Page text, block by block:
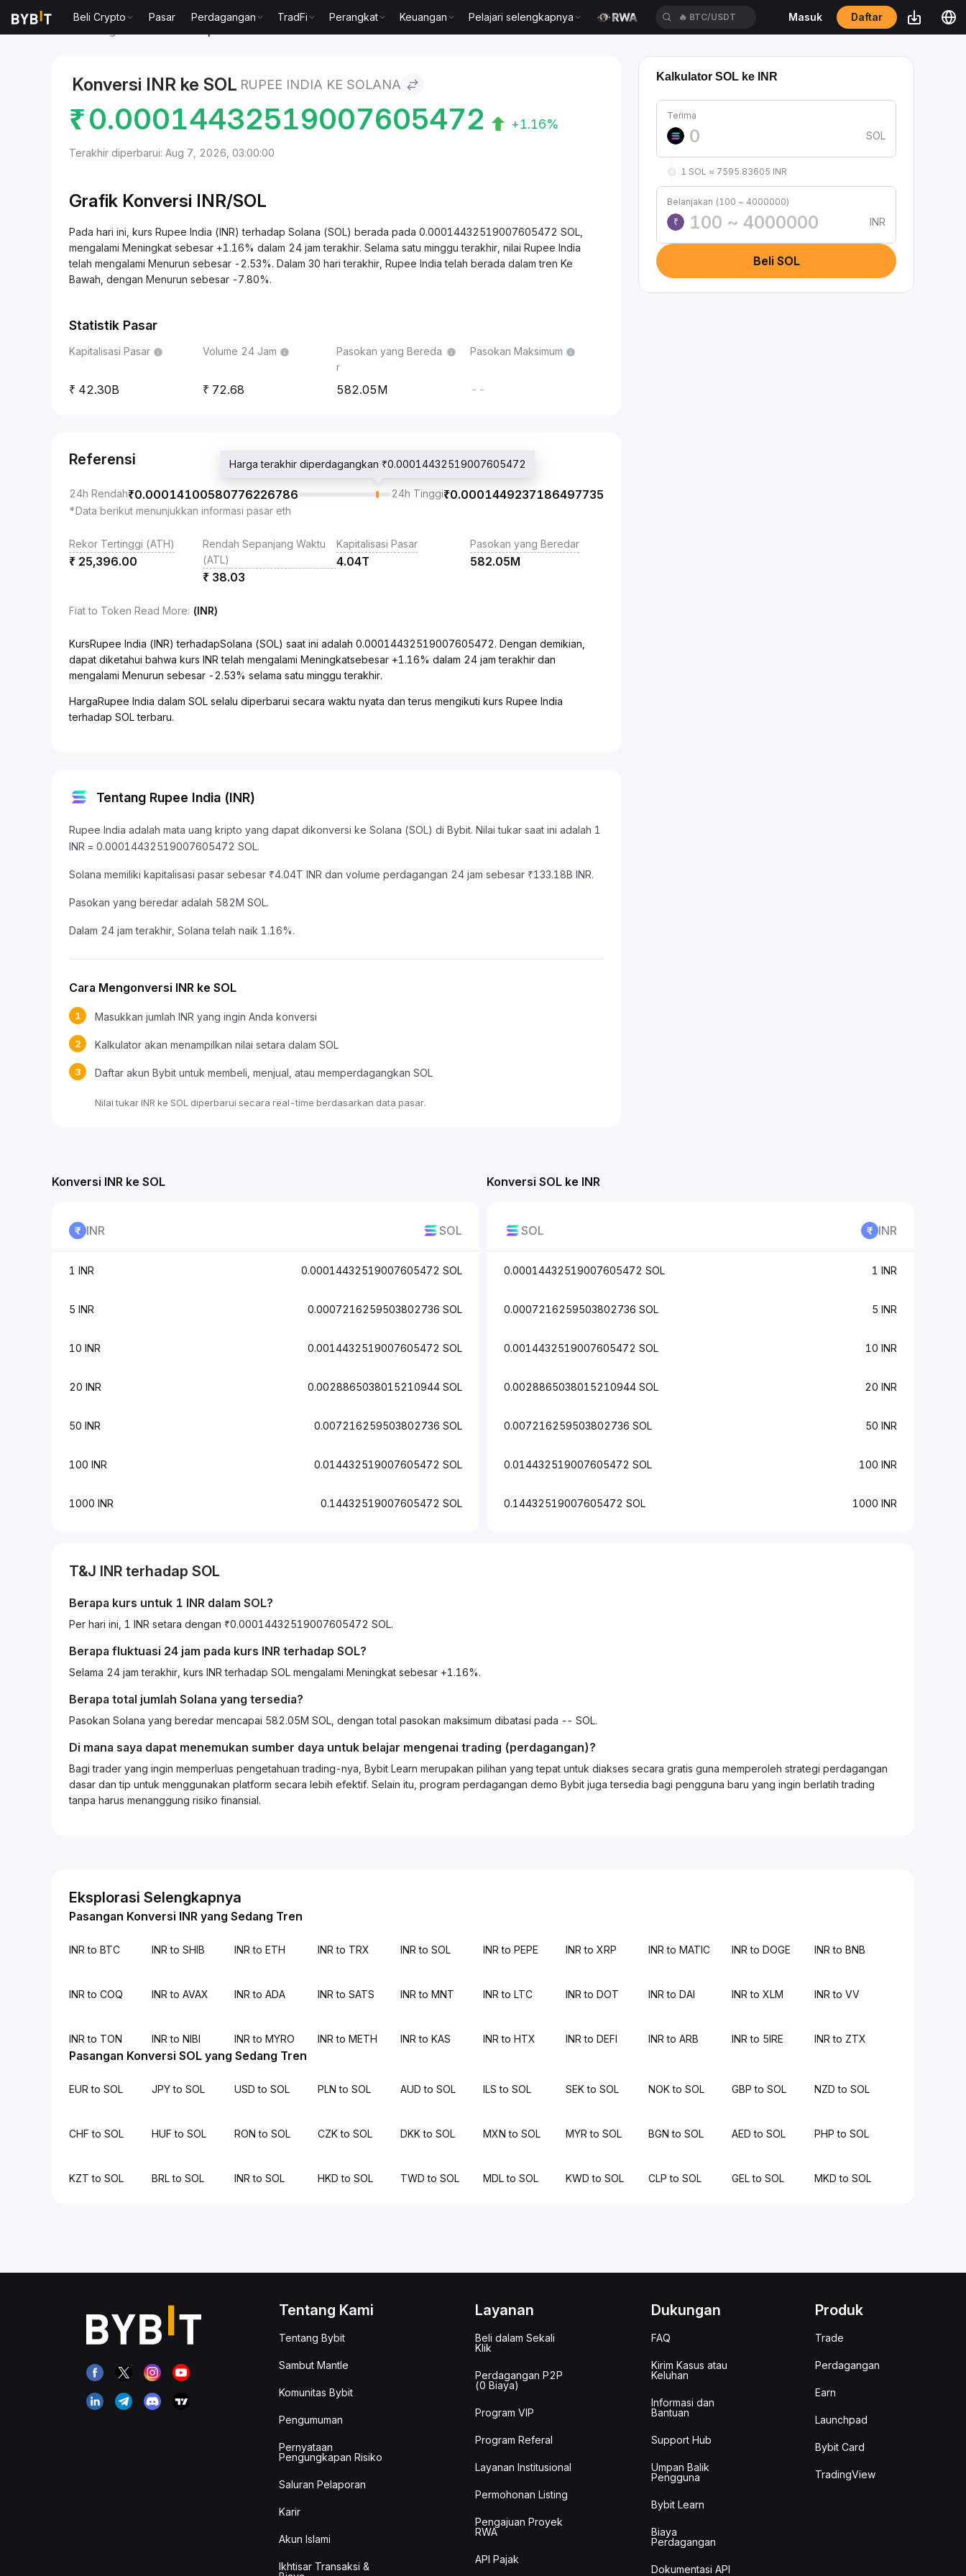
Beli Crypto Pasar Perdagangan TradFi Perangkat Keuangan Pelajari selengkapnya 🔥 BTC/USDT Masuk Daftar
Konversi INR ke SOL RUPEE INDIA KE SOLANA
₹0.00014432519007605472 +1.16%
Terakhir diperbarui: Aug 7, 2026, 03:00:00
Grafik Konversi INR/SOL
Pada hari ini, kurs Rupee India (INR) terhadap Solana (SOL) berada pada 0.00014432519007605472 SOL,
mengalami Meningkat sebesar +1.16% dalam 24 jam terakhir. Selama satu minggu terakhir, nilai Rupee India
telah mengalami Menurun sebesar -2.53%. Dalam 30 hari terakhir, Rupee India telah berada dalam tren Ke
Bawah, dengan Menurun sebesar -7.80%.
Statistik Pasar
Kapitalisasi Pasar
42.30B
Volume 24 Jam
72.68
Pasokan yang Bereda
r
582.05M
Pasokan Maksimum
--
Referensi
24h Rendah₹0.00014100580776226786
Harga terakhir diperdagangkan ₹0.00014432519007605472
24h Tinggi₹0.0001449237186497735
*Data berikut menunjukkan informasi pasar eth
Rekor Tertinggi (ATH)
₹ 25,396.00
Rendah Sepanjang Waktu
(ATL)
₹ 38.03
Kapitalisasi Pasar
4.04T
Pasokan yang Beredar
582.05M
Fiat to Token Read More: (INR)
KursRupee India (INR) terhadapSolana (SOL) saat ini adalah 0.00014432519007605472. Dengan demikian,
dapat diketahui bahwa kurs INR telah mengalami Meningkatsebesar +1.16% dalam 24 jam terakhir dan
mengalami Menurun sebesar -2.53% selama satu minggu terakhir.
HargaRupee India dalam SOL selalu diperbarui secara waktu nyata dan terus mengikuti kurs Rupee India
terhadap SOL terbaru.
Tentang Rupee India (INR)
Rupee India adalah mata uang kripto yang dapat dikonversi ke Solana (SOL) di Bybit. Nilai tukar saat ini adalah 1
INR = 0.00014432519007605472 SOL.
Solana memiliki kapitalisasi pasar sebesar ₹4.04T INR dan volume perdagangan 24 jam sebesar ₹133.18B INR.
Pasokan yang beredar adalah 582M SOL.
Dalam 24 jam terakhir, Solana telah naik 1.16%.
Cara Mengonversi INR ke SOL
1 Masukkan jumlah INR yang ingin Anda konversi
2 Kalkulator akan menampilkan nilai setara dalam SOL
3 Daftar akun Bybit untuk membeli, menjual, atau memperdagangkan SOL
Nilai tukar INR ke SOL diperbarui secara real-time berdasarkan data pasar.
Kalkulator SOL ke INR
Terima
SOL
1 SOL ≈ 7595.83605 INR
Belanjakan (100 ~ 4000000)
₹
INR
Beli SOL
Konversi SOL ke INR
SOL INR
0.00014432519007605472 SOL 1 INR
0.0007216259503802736 SOL 5 INR
0.0014432519007605472 SOL 10 INR
0.0028865038015210944 SOL 20 INR
0.007216259503802736 SOL 50 INR
0.014432519007605472 SOL 100 INR
0.14432519007605472 SOL 1000 INR
Konversi INR ke SOL
INR SOL
1 INR 0.00014432519007605472 SOL
5 INR 0.0007216259503802736 SOL
10 INR 0.0014432519007605472 SOL
20 INR 0.0028865038015210944 SOL
50 INR 0.007216259503802736 SOL
100 INR 0.014432519007605472 SOL
1000 INR 0.14432519007605472 SOL
T&J INR terhadap SOL
Berapa kurs untuk 1 INR dalam SOL?
Per hari ini, 1 INR setara dengan ₹0.00014432519007605472 SOL.
Berapa fluktuasi 24 jam pada kurs INR terhadap SOL?
Selama 24 jam terakhir, kurs INR terhadap SOL mengalami Meningkat sebesar +1.16%.
Berapa total jumlah Solana yang tersedia?
Pasokan Solana yang beredar mencapai 582.05M SOL, dengan total pasokan maksimum dibatasi pada -- SOL.
Di mana saya dapat menemukan sumber daya untuk belajar mengenai trading (perdagangan)?
Bagi trader yang ingin memperluas pengetahuantrading-nya, Bybit Learn merupakan pilihan yang tepat untuk diakses secara gratis guna memperoleh strategi perdagangan
dasar dan tip untuk menggunakan platform secara lebih efektif. Selain itu, program perdagangan demo Bybit juga tersedia bagi pengguna baru yang ingin berlatihtrading
tanpa harus menanggung risiko finansial.
Eksplorasi Selengkapnya
Pasangan Konversi INR yang Sedang Tren
INR to BTC INR to SHIB INR to ETH INR to TRX INR to SOL INR to PEPE INR to XRP INR to MATIC INR to DOGE INR to BNB
INR to COQ INR to AVAX INR to ADA INR to SATS INR to MNT INR to LTC INR to DOT INR to DAI INR to XLM INR to VV
INR to TON INR to NIBI INR to MYRO INR to METH INR to KAS INR to HTX INR to DEFI INR to ARB INR to 5IRE INR to ZTX
Pasangan Konversi SOL yang Sedang Tren
EUR to SOL JPY to SOL USD to SOL PLN to SOL AUD to SOL ILS to SOL SEK to SOL NOK to SOL GBP to SOL NZD to SOL
CHF to SOL HUF to SOL RON to SOL CZK to SOL DKK to SOL MXN to SOL MYR to SOL BGN to SOL AED to SOL PHP to SOL
KZT to SOL BRL to SOL INR to SOL HKD to SOL TWD to SOL MDL to SOL KWD to SOL CLP to SOL GEL to SOL MKD to SOL
Tentang Kami
Tentang Bybit
Sambut Mantle
Komunitas Bybit
Pengumuman
Pernyataan
Pengungkapan Risiko
Saluran Pelaporan
Karir
Akun Islami
Ikhtisar Transaksi &
Layanan
Beli dalam Sekali
Klik
Perdagangan P2P
(0 Biaya)
Program VIP
Program Referal
Layanan Institusional
Permohonan Listing
Pengajuan Proyek
RWA
API Pajak
Dukungan
FAQ
Kirim Kasus atau
Keluhan
Informasi dan
Bantuan
Support Hub
Umpan Balik
Pengguna
Bybit Learn
Biaya
Perdagangan
Dokumentasi API
Produk
Trade
Perdagangan
Earn
Launchpad
Bybit Card
TradingView